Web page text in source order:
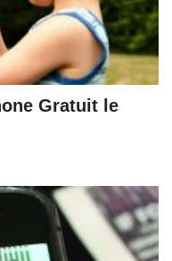
Gratuit le